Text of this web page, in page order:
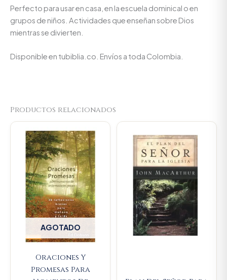
Perfecto para usar en casa, en la escuela dominical o en
grupos de niños. Actividades que enseñan sobre Dios
mientras se divierten.
Disponible en tubiblia.co. Envíos a toda Colombia.
Productos relacionados
AGOTADO
Oraciones Y
Promesas Para
price
was:
$66.700.
Current
price